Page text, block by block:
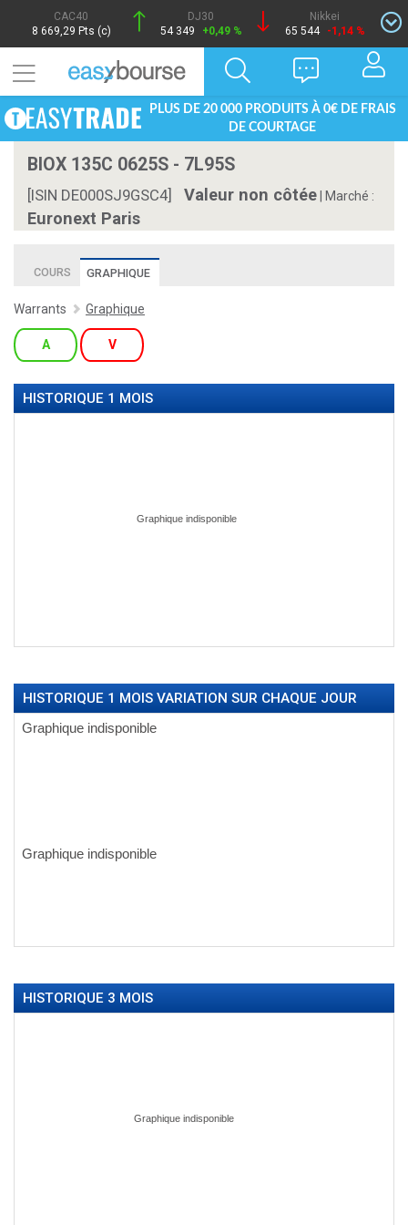
CAC40
8 669,29 Pts (c)
DJ30
54 349
+0,49 %
Nikkei
65 544 -1,14 %
PLUS DE 20 000 PRODUITS À 0€ DE FRAIS
DE COURTAGE
BIOX 135C 0625S - 7L95S
[ISIN DE000SJ9GSC4] Valeur non côtée Marché :
Euronext Paris
COURS GRAPHIQUE
Warrants Graphique
A V
HISTORIQUE 1 MOIS
HISTORIQUE 1 MOIS VARIATION SUR CHAQUE JOUR
HISTORIQUE 3 MOIS